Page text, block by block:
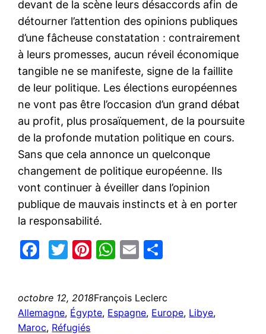
devant de la scène leurs désaccords afin de
détourner l’attention des opinions publiques
d’une fâcheuse constatation : contrairement
à leurs promesses, aucun réveil économique
tangible ne se manifeste, signe de la faillite
de leur politique. Les élections européennes
ne vont pas être l’occasion d’un grand débat
au profit, plus prosaïquement, de la poursuite
de la profonde mutation politique en cours.
Sans que cela annonce un quelconque
changement de politique européenne. Ils
vont continuer à éveiller dans l’opinion
publique de mauvais instincts et à en porter
la responsabilité.
Facebook
Twitter
Pinterest
WhatsApp
Email
octobre 12, 2018François Leclerc
Allemagne, Égypte, Espagne, Europe, Libye
Maroc, Réfugiés